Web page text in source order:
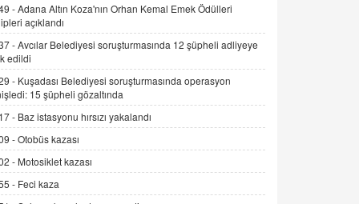
SEHER EREK
Kış Ayları Geldi, Hangi Önlemler
Alınmalı?
İNCİ GÜL AKÖL
Trump Keşke Adana'yı da Ziyaret Etse...
06.07.2026 13:00
ADEM AKÖL
Esed Destekçilerinin Yüzüne Vurulan
-Adana Altın Koza'nın Orhan Kemal Emek Ödülleri
açıklandı
-Avcılar Belediyesi soruşturmasında 12 şüpheli adliyeye
edildi
- Kuşadası Belediyesi soruşturmasında operasyon
15 şüpheli gözaltında
- Baz istasyonu hırsızı yakalandı
-Otobüs kazası
- Motosiklet kazası
- Feci kaza